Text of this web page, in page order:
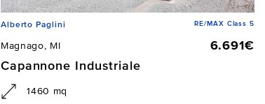
Alberto Paglini RE/MAX Class 5
Magnago, MI
6.691€
Capannone Industriale
1460 mq